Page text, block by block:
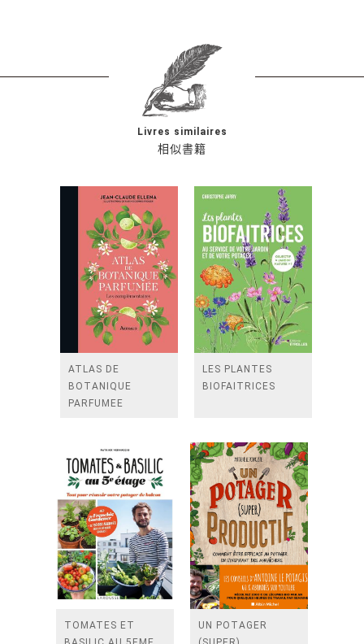
相似書籍
Livres similaires
ATLAS DE
BOTANIQUE
PARFUMEE
LES PLANTES
BIOFAITRICES
TOMATES ET
UN POTAGER